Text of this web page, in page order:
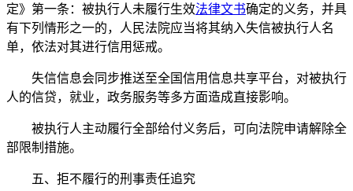
定》第一条：被执行人未履行生效法律文书确定的义务，并具
有下列情形之一的，人民法院应当将其纳入失信被执行人名
单，依法对其进行信用惩戒。
失信信息会同步推送至全国信用信息共享平台，对被执行
人的信贷，就业，政务服务等多方面造成直接影响。
被执行人主动履行全部给付义务后，可向法院申请解除全
部限制措施。
五、拒不履行的刑事责任追究